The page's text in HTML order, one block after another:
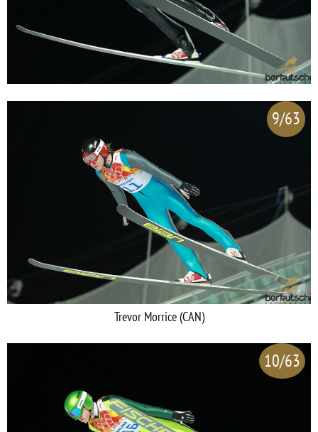
9/63
Trevor Morrice (CAN)
10/63